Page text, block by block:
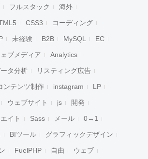
フルスタック 海外
CSS3 コーディング
未経験 B2B MySQL EC
ブメディア Analytics
タ分析 リスティング広告
ンテンツ制作 instagram LP
ウェブサイト js 開発
イト Sass メール 0→1
BIツール グラフィックデザイン
FuelPHP 自由 ウェブ